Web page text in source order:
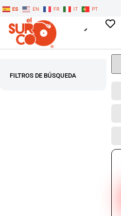
ES EN FR IT PT
FILTROS DE BÚSQUEDA